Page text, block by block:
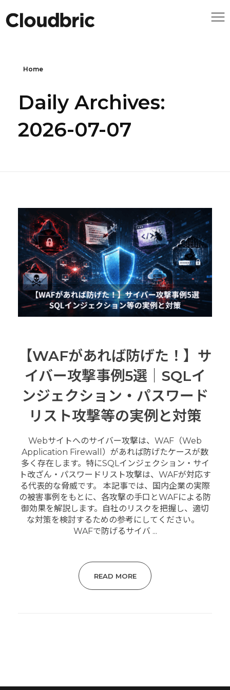
Home
Daily Archives:
2026-07-07
【WAFがあれば防げた！】サ
イバー攻撃事例5選｜SQLイ
ンジェクション・パスワード
リスト攻撃等の実例と対策
Webサイトへのサイバー攻撃は、WAF（Web
Application Firewall）があれば防げたケースが数
多く存在します。特にSQLインジェクション・サイ
ト改ざん・パスワードリスト攻撃は、WAFが対応す
る代表的な脅威です。 本記事では、国内企業の実際
の被害事例をもとに、各攻撃の手口とWAFによる防
御効果を解説します。自社のリスクを把握し、適切
な対策を検討するための参考にしてください。
WAFで防げるサイバ ...
READ MORE